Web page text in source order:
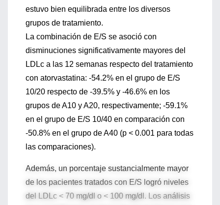
estuvo bien equilibrada entre los diversos
grupos de tratamiento.
La combinación de E/S se asoció con
disminuciones significativamente mayores del
LDLc a las 12 semanas respecto del tratamiento
con atorvastatina: -54.2% en el grupo de E/S
10/20 respecto de -39.5% y -46.6% en los
grupos de A10 y A20, respectivamente; -59.1%
en el grupo de E/S 10/40 en comparación con
-50.8% en el grupo de A40 (p < 0.001 para todas
las comparaciones).
Además, un porcentaje sustancialmente mayor
de los pacientes tratados con E/S logró niveles
del LDLc < 70 mg/dl o < 100 mg/dl. Los análisis